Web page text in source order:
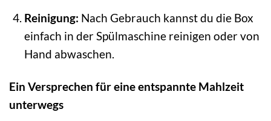
Reinigung: Nach Gebrauch kannst du die Box
einfach in der Spülmaschine reinigen oder von
Hand abwaschen.
Ein Versprechen für eine entspannte Mahlzeit
unterwegs